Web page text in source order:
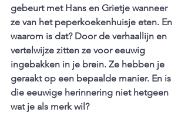
gebeurt met Hans en Grietje wanneer
ze van het peperkoekenhuisje eten. En
waarom is dat? Door de verhaallijn en
vertelwijze zitten ze voor eeuwig
ingebakken in je brein. Ze hebben je
geraakt op een bepaalde manier. En is
die eeuwige herinnering niet hetgeen
wat je als merk wil?